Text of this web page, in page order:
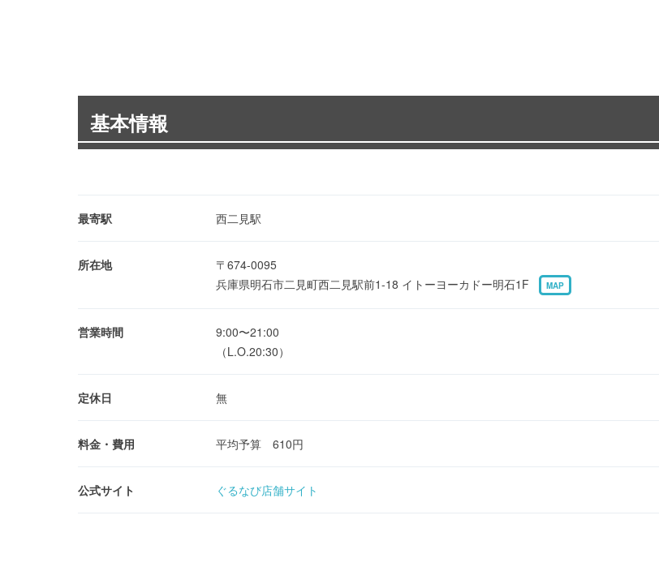
基本情報
最寄駅 西二見駅
所在地
〒674-0095
兵庫県明石市二見町西二見駅前1-18 イトーヨーカドー明石1F
MAP
営業時間
9:00〜21:00
（L.O.20:30）
定休日 無
料金・費用 平均予算 610円
公式サイト ぐるなび店舗サイト